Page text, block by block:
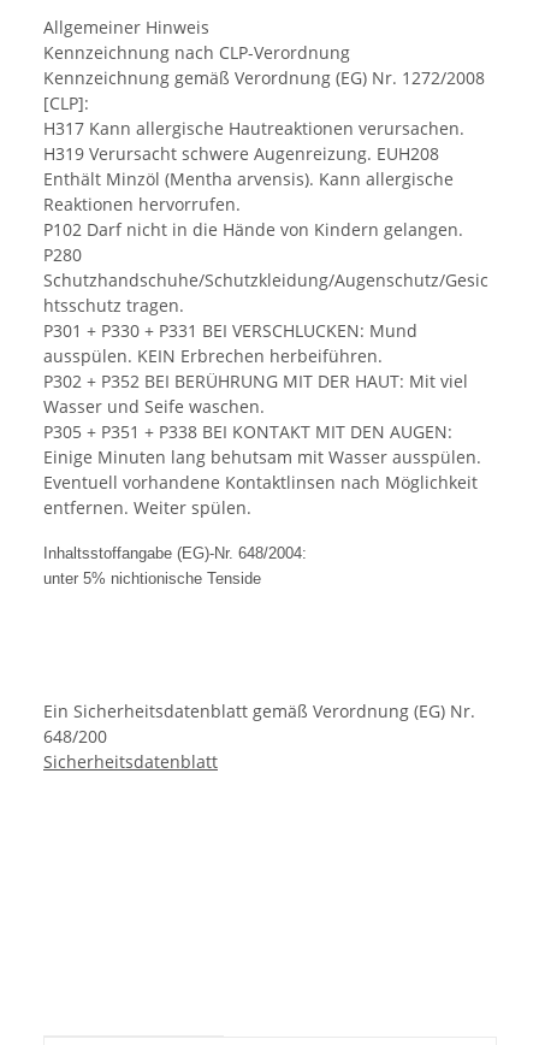
Allgemeiner Hinweis
Kennzeichnung nach CLP-Verordnung
Kennzeichnung gemäß Verordnung (EG) Nr. 1272/2008
[CLP]:
H317 Kann allergische Hautreaktionen verursachen.
H319 Verursacht schwere Augenreizung. EUH208
Enthält Minzöl (Mentha arvensis). Kann allergische
Reaktionen hervorrufen.
P102 Darf nicht in die Hände von Kindern gelangen.
P280
Schutzhandschuhe/Schutzkleidung/Augenschutz/Gesic
htsschutz tragen.
P301 + P330 + P331 BEI VERSCHLUCKEN: Mund
ausspülen. KEIN Erbrechen herbeiführen.
P302 + P352 BEI BERÜHRUNG MIT DER HAUT: Mit viel
Wasser und Seife waschen.
P305 + P351 + P338 BEI KONTAKT MIT DEN AUGEN:
Einige Minuten lang behutsam mit Wasser ausspülen.
Eventuell vorhandene Kontaktlinsen nach Möglichkeit
entfernen. Weiter spülen.
Inhaltsstoffangabe (EG)-Nr. 648/2004:
unter 5% nichtionische Tenside
Ein Sicherheitsdatenblatt gemäß Verordnung (EG) Nr.
648/200
Sicherheitsdatenblatt